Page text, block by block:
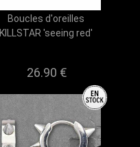
Boucles d'oreilles
KILLSTAR 'seeing red'
26.90 €